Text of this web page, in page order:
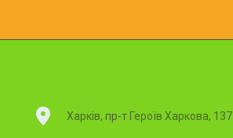
Харків, пр-т Героїв Харкова, 137